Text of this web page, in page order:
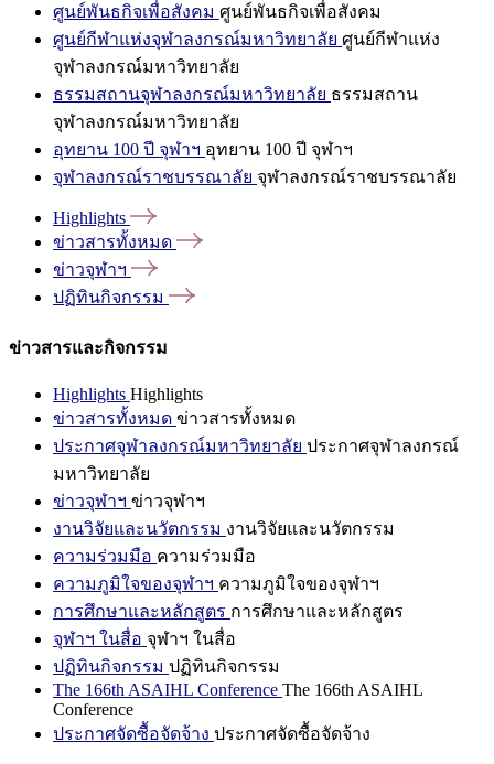
ศูนย์พันธกิจเพื่อสังคม ศูนย์พันธกิจเพื่อสังคม
ศูนย์กีฬาแห่งจุฬาลงกรณ์มหาวิทยาลัย ศูนย์กีฬาแห่ง
จุฬาลงกรณ์มหาวิทยาลัย
ธรรมสถานจุฬาลงกรณ์มหาวิทยาลัย ธรรมสถาน
จุฬาลงกรณ์มหาวิทยาลัย
อุทยาน 100 ปี จุฬาฯ อุทยาน 100 ปี จุฬาฯ
จุฬาลงกรณ์ราชบรรณาลัย จุฬาลงกรณ์ราชบรรณาลัย
Highlights
ข่าวสารทั้งหมด
ข่าวจุฬาฯ
ปฏิทินกิจกรรม
ข่าวสารและกิจกรรม
Highlights Highlights
ข่าวสารทั้งหมด ข่าวสารทั้งหมด
ประกาศจุฬาลงกรณ์มหาวิทยาลัย ประกาศจุฬาลงกรณ์
มหาวิทยาลัย
ข่าวจุฬาฯ ข่าวจุฬาฯ
งานวิจัยและนวัตกรรม งานวิจัยและนวัตกรรม
ความร่วมมือ ความร่วมมือ
ความภูมิใจของจุฬาฯ ความภูมิใจของจุฬาฯ
การศึกษาและหลักสูตร การศึกษาและหลักสูตร
จุฬาฯ ในสื่อ จุฬาฯ ในสื่อ
ปฏิทินกิจกรรม ปฏิทินกิจกรรม
The 166th ASAIHL Conference The 166th ASAIHL
Conference
ประกาศจัดซื้อจัดจ้าง ประกาศจัดซื้อจัดจ้าง